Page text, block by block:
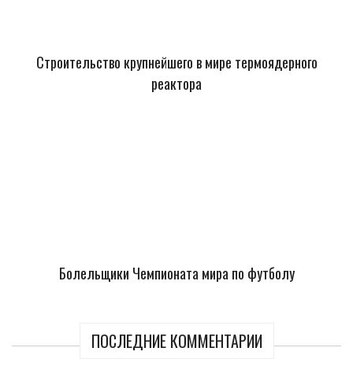
Строительство крупнейшего в мире термоядерного
реактора
Болельщики Чемпионата мира по футболу
ПОСЛЕДНИЕ КОММЕНТАРИИ